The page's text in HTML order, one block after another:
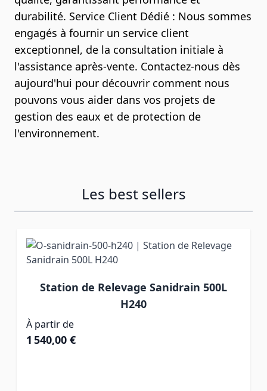
durabilité. Service Client Dédié : Nous sommes
engagés à fournir un service client
exceptionnel, de la consultation initiale à
l'assistance après-vente. Contactez-nous dès
aujourd'hui pour découvrir comment nous
pouvons vous aider dans vos projets de
gestion des eaux et de protection de
l'environnement.
Les best sellers
Station de Relevage Sanidrain 500L
H240
À partir de
1 540,00 €